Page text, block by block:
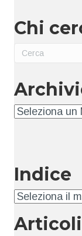
Chi
Archivio
Indice
Indice